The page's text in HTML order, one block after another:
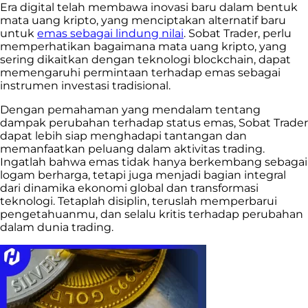
Era digital telah membawa inovasi baru dalam bentuk
mata uang kripto, yang menciptakan alternatif baru
untuk emas sebagai lindung nilai. Sobat Trader, perlu
memperhatikan bagaimana mata uang kripto, yang
sering dikaitkan dengan teknologi blockchain, dapat
memengaruhi permintaan terhadap emas sebagai
instrumen investasi tradisional.
Dengan pemahaman yang mendalam tentang
dampak perubahan terhadap status emas, Sobat Trader
dapat lebih siap menghadapi tantangan dan
memanfaatkan peluang dalam aktivitas trading.
Ingatlah bahwa emas tidak hanya berkembang sebagai
logam berharga, tetapi juga menjadi bagian integral
dari dinamika ekonomi global dan transformasi
teknologi. Tetaplah disiplin, teruslah memperbarui
pengetahuanmu, dan selalu kritis terhadap perubahan
dalam dunia trading.